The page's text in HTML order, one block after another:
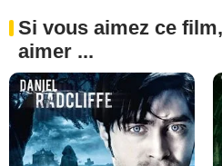
Si vous aimez ce
aimer ...